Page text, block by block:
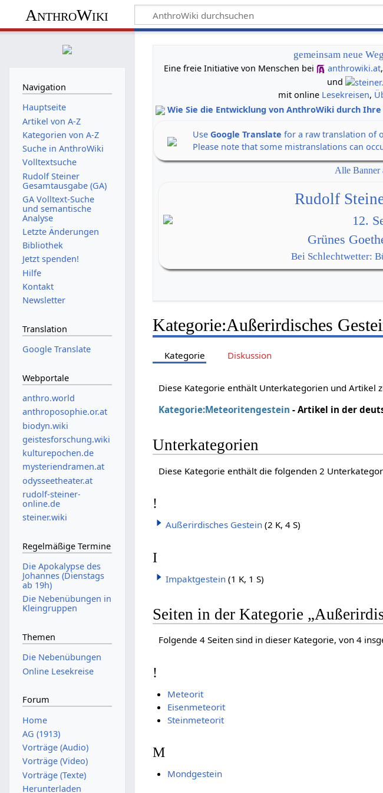
AnthroWiki
gemeinsam neue
Eine freie Initiative von Menschen bei
anthrowiki.at,
und
mit online Lesekreisen,
Wie Sie die Entwicklung von AnthroWiki durch
UseGoogle Translate for a raw translation of
Please note that some mistranslations can
Alle Banner
Rudolf
12.
Grünes
Bei Schlechtwetter:
Kategorie:Außerirdisches
Kategorie Diskussion
Diese Kategorie enthält Unterkategorien und Artikel
Kategorie:Meteoritengestein - Artikel in der
Unterkategorien
Diese Kategorie enthält die folgenden 2
!
Außerirdisches Gestein (2 K, 4 S)
I
Impaktgestein (1 K, 1 S)
Seiten in der Kategorie
Folgende 4 Seiten sind in dieser Kategorie, von 4
!
Meteorit
Eisenmeteorit
Steinmeteorit
M
Mondgestein
Navigation
Hauptseite
Artikel von A-Z
Kategorien von A-Z
Suche in AnthroWiki
Volltextsuche
Rudolf Steiner
Gesamtausgabe (GA)
GA Volltext-Suche
und semantische
Analyse
Letzte Änderungen
Bibliothek
Jetzt spenden!
Hilfe
Kontakt
Newsletter
Translation
Google Translate
Webportale
anthro.world
anthroposophie.or.at
biodyn.wiki
geistesforschung.wiki
kulturepochen.de
mysteriendramen.at
odysseetheater.at
rudolf-steiner-
online.de
steiner.wiki
Regelmäßige Termine
Die Apokalypse des
Johannes (Dienstags
ab 19h)
Die Nebenübungen in
Kleingruppen
Themen
Die Nebenübungen
Online Lesekreise
Forum
Home
AG (1913)
Vorträge (Audio)
Vorträge (Video)
Vorträge (Texte)
Herunterladen